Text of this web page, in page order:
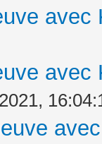
avec
avec